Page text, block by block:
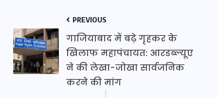
PREVIOUS
गाजियाबाद में बढ़े गृहकर के
खिलाफ महापंचायत: आरडब्ल्यूए
ने की लेखा-जोखा सार्वजनिक
करने की मांग